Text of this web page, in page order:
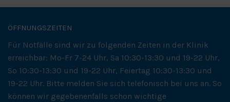
ÖFFNUNGSZEITEN
Für Notfälle sind wir zu folgenden Zeiten in der Klinik
erreichbar: Mo-Fr 7-24 Uhr, Sa 10:30-13:30 und 19-22 Uhr,
So 10:30-13:30 und 19-22 Uhr, Feiertag 10:30-13:30 und
19-22 Uhr. Bitte melden Sie sich telefonisch bei uns an. So
können wir gegebenenfalls schon wichtige